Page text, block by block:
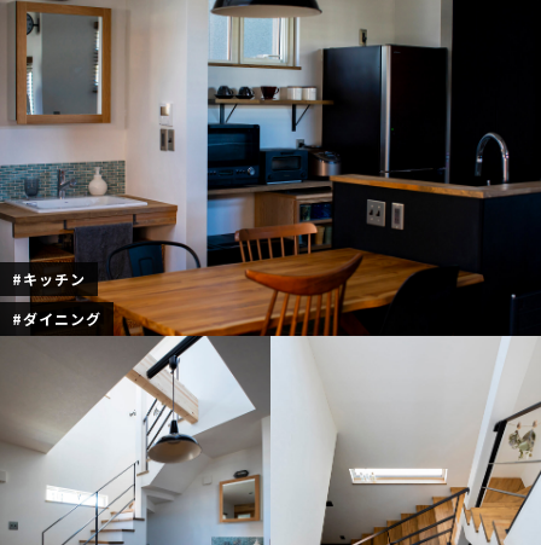
#キッチン
#ダイニング